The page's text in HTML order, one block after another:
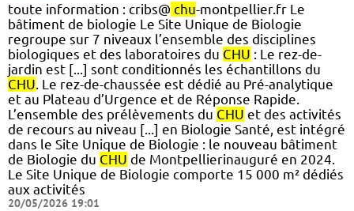
toute information : cribs@ chu-montpellier.fr Le
bâtiment de biologie Le Site Unique de Biologie
regroupe sur 7 niveaux l’ensemble des disciplines
biologiques et des laboratoires du CHU : Le rez-de-
jardin est [...] sont conditionnés les échantillons du
CHU . Le rez-de-chaussée est dédié au Pré-analytique
et au Plateau d’Urgence et de Réponse Rapide.
L’ensemble des prélèvements du CHU et des activités
de recours au niveau [...] en Biologie Santé, est intégré
dans le Site Unique de Biologie : le nouveau bâtiment
de Biologie du CHU de Montpellierinauguré en 2024.
Le Site Unique de Biologie comporte 15 000 m² dédiés
aux activités
20/05/2026 19:01